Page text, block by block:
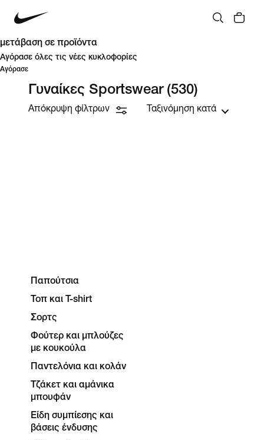
μετάβαση σε προϊόντα
Αγόρασε όλες τις νέες κυκλοφορίες
Αγόρασε
Γυναίκες Sportswear (530)
Απόκρυψη φίλτρων Ταξινόμηση κατά
Παπούτσια
Τοπ και T-shirt
Σορτς
Φούτερ και μπλούζες
με κουκούλα
Παντελόνια και κολάν
Τζάκετ και αμάνικα
μπουφάν
Είδη συμπίεσης και
βάσεις ένδυσης